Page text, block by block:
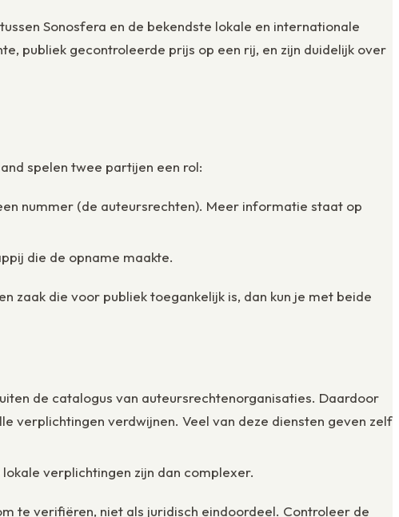
Sonosfera en de bekendste lokale en internationale
publiek gecontroleerde prijs op een rij, en zijn duidelijk over
spelen twee partijen een rol:
nummer (de auteursrechten). Meer informatie staat op
die de opname maakte.
zaak die voor publiek toegankelijk is, dan kun je met beide
de catalogus van auteursrechtenorganisaties. Daardoor
verplichtingen verdwijnen. Veel van deze diensten geven zelf
verplichtingen zijn dan complexer.
te verifiëren, niet als juridisch eindoordeel. Controleer de